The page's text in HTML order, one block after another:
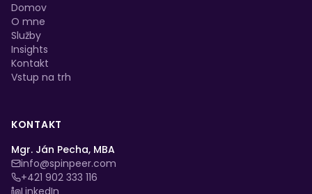
Domov
O mne
Služby
Insights
Kontakt
Vstup na trh
KONTAKT
Mgr. Ján Pecha, MBA
info@spinpeer.com
+421 902 333 116
LinkedIn